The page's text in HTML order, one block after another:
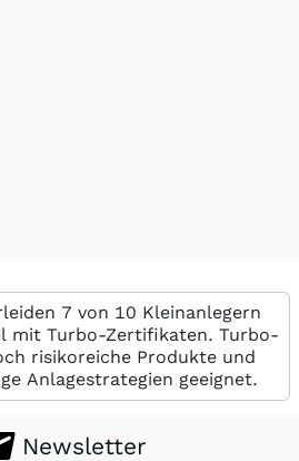
7 von 10 Kleinanlegern
mit Turbo-Zertifikaten. Turbo-
risikoreiche Produkte und
Anlagestrategien geeignet.
Newsletter